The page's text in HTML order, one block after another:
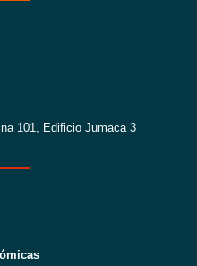
101, Edificio Jumaca 3